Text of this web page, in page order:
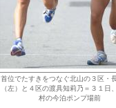
首位でたすきをつなぐ北山の３区・
（左）と４区の渡具知莉乃＝３１日
村の今泊ポンプ場前